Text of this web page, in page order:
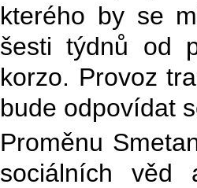
kterého by se
šesti týdnů od
korzo. Provoz
bude odpovídat
Proměnu
sociálních věd